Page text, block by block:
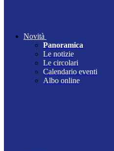
Novità
Panoramica
Le notizie
Le circolari
Calendario eventi
Albo online